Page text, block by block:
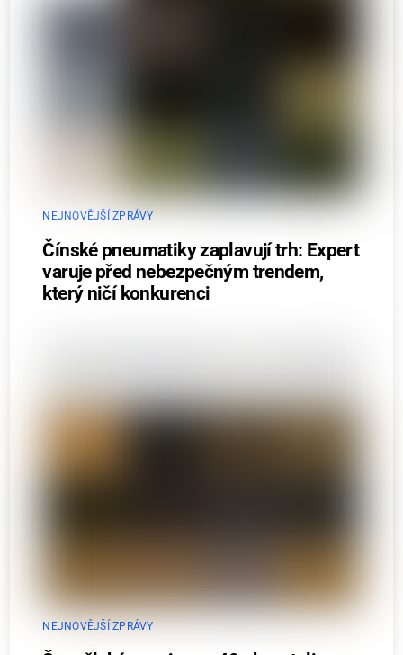
NEJNOVĚJŠÍ ZPRÁVY
Čínské pneumatiky zaplavují trh: Expert
varuje před nebezpečným trendem,
který ničí konkurenci
NEJNOVĚJŠÍ ZPRÁVY